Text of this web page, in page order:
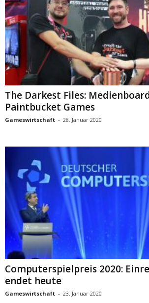
The Darkest Files:
Paintbucket Games
Gameswirtschaft - 28. Januar 2020
Computerspielpreis 2020:
endet heute
Gameswirtschaft - 23. Januar 2020